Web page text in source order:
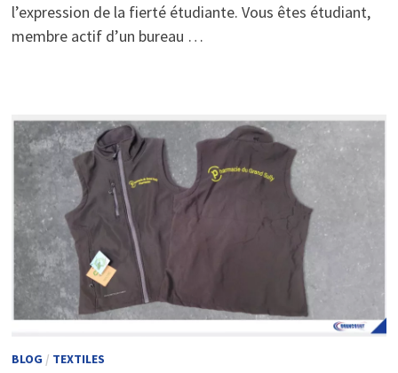
l’expression de la fierté étudiante. Vous êtes étudiant,
membre actif d’un bureau …
BLOG / TEXTILES